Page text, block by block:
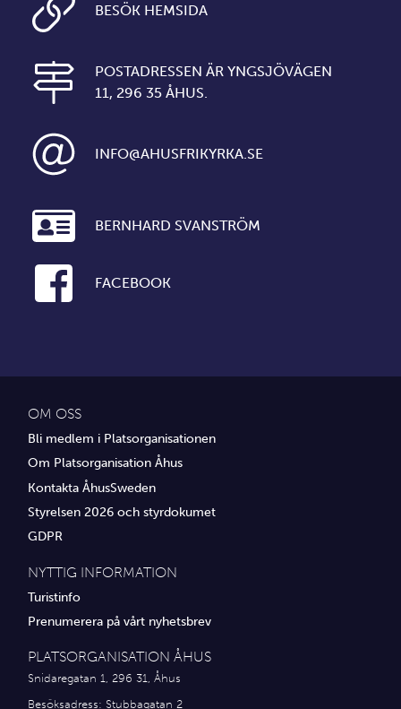
BESÖK HEMSIDA
POSTADRESSEN ÄR YNGSJÖVÄGEN
11, 296 35 ÅHUS.
INFO@AHUSFRIKYRKA.SE
BERNHARD SVANSTRÖM
FACEBOOK
OM OSS
Bli medlem i Platsorganisationen
Om Platsorganisation Åhus
Kontakta ÅhusSweden
Styrelsen 2026 och styrdokumet
GDPR
NYTTIG INFORMATION
Turistinfo
Prenumerera på vårt nyhetsbrev
PLATSORGANISATION ÅHUS
Snidaregatan 1, 296 31, Åhus
Besöksadress: Stubbagatan 2